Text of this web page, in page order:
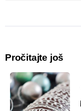
Pročitajte još